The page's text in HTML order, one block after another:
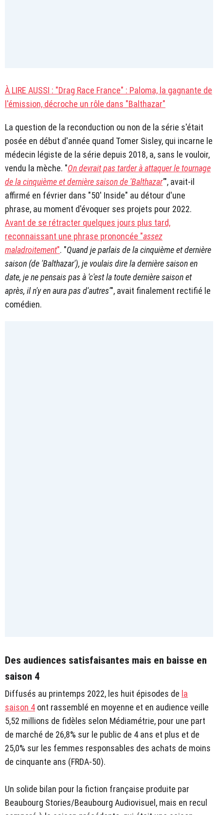
À LIRE AUSSI : "Drag Race France" : Paloma, la gagnante de
l'émission, décroche un rôle dans "Balthazar"
La question de la reconduction ou non de la série s'était
posée en début d'année quand Tomer Sisley, qui incarne le
médecin légiste de la série depuis 2018, a, sans le vouloir,
vendu la mèche. "On devrait pas tarder à attaquer le tournage
de la cinquième et dernière saison de 'Balthazar'", avait-il
affirmé en février dans "50' Inside" au détour d'une
phrase, au moment d'évoquer ses projets pour 2022.
Avant de se rétracter quelques jours plus tard,
reconnaissant une phrase prononcée "assez
maladroitement". "Quand je parlais de la cinquième et dernière
saison (de 'Balthazar'), je voulais dire la dernière saison en
date, je ne pensais pas à 'c'est la toute dernière saison et
après, il n'y en aura pas d'autres'", avait finalement rectifié le
comédien.
Des audiences satisfaisantes mais en baisse en
saison 4
Diffusés au printemps 2022, les huit épisodes de la
saison 4 ont rassemblé en moyenne et en audience veille
5,52 millions de fidèles selon Médiamétrie, pour une part
de marché de 26,8% sur le public de 4 ans et plus et de
25,0% sur les femmes responsables des achats de moins
de cinquante ans (FRDA-50).
Un solide bilan pour la fiction française produite par
Beaubourg Stories/Beaubourg Audiovisuel, mais en recul